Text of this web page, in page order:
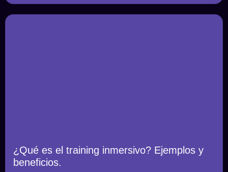
¿Qué es el training inmersivo? Ejemplos y
beneficios.